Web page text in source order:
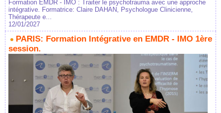
Formation EMDR - IMO : Traiter le psychotrauma avec une approche
intégrative. Formatrice: Claire DAHAN, Psychologue Clinicienne,
Thérapeute e...
12/01/2027
PARIS: Formation Intégrative en EMDR - IMO 1ère
session.